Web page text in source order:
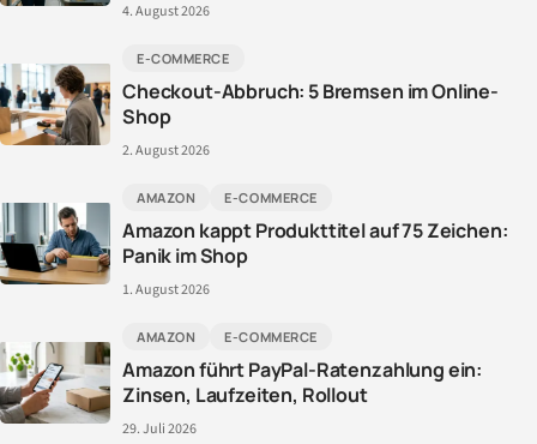
4. August 2026
E-COMMERCE
Checkout-Abbruch: 5 Bremsen im Online-
Shop
2. August 2026
AMAZON E-COMMERCE
Amazon kappt Produkttitel auf 75 Zeichen:
Panik im Shop
1. August 2026
AMAZON E-COMMERCE
Amazon führt PayPal-Ratenzahlung ein:
Zinsen, Laufzeiten, Rollout
29. Juli 2026